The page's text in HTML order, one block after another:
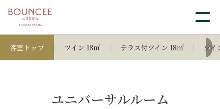
客室トップ ツイン 18㎡ テラス付ツイン 18㎡ ツイ
ユニバーサルルーム